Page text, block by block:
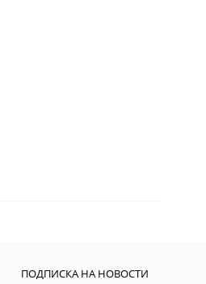
ПОДПИСКА НА НОВОСТИ